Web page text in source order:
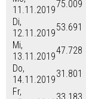
11.11.2019
75.009
Di,
12.11.2019
53.691
Mi,
13.11.2019
47.728
Do,
14.11.2019
31.801
Fr,